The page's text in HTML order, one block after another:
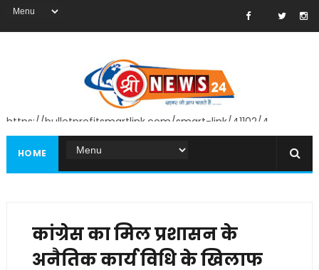
https://bulletprofitsmartlink.com/smart-link/41102/4
HOME
कांग्रेस का मिल प्रशासन के
अनैतिक कार्य विधि के खिलाफ